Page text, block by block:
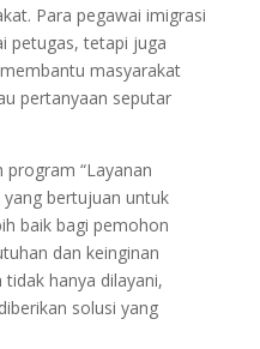
Para pegawai imigrasi
petugas, tetapi juga
masyarakat
pertanyaan seputar
program “Layanan
yang bertujuan untuk
baik bagi pemohon
dan keinginan
hanya dilayani,
solusi yang